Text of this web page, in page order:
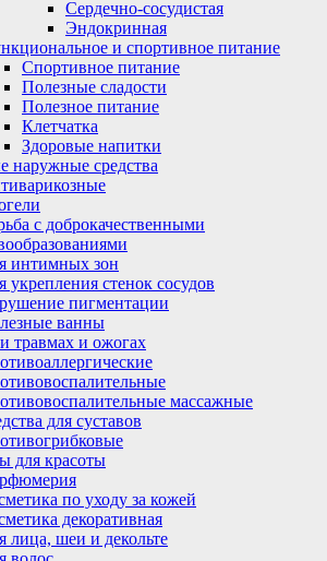
Сердечно-сосудистая
Эндокринная
и спортивное питание
Спортивное питание
Полезные сладости
Полезное питание
Клетчатка
Здоровые напитки
наружные средства
с доброкачественными
интимных зон
укрепления стенок сосудов
пигментации
ванны
травмах и ожогах
массажные
для суставов
для красоты
по уходу за кожей
декоративная
лица, шеи и декольте